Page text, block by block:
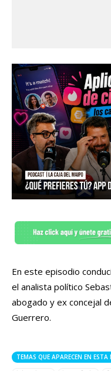
En este episodio
el analista político
abogado y ex concejal
Guerrero.
TEMAS QUE APARECEN EN